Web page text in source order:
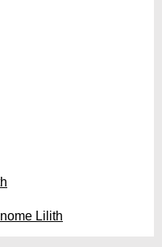
do nome Lilith!
Lilith